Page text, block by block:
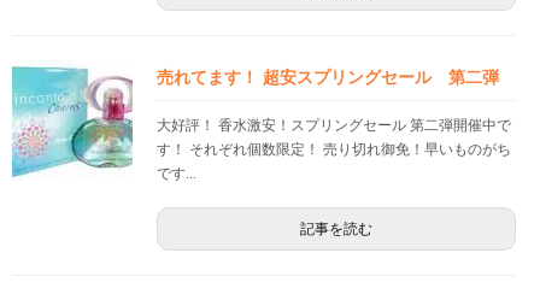
売れてます！ 超安スプリングセール 第二弾
大好評！ 香水激安！スプリングセール 第二弾開催中で
す！ それぞれ個数限定！ 売り切れ御免！早いものがち
です...
記事を読む